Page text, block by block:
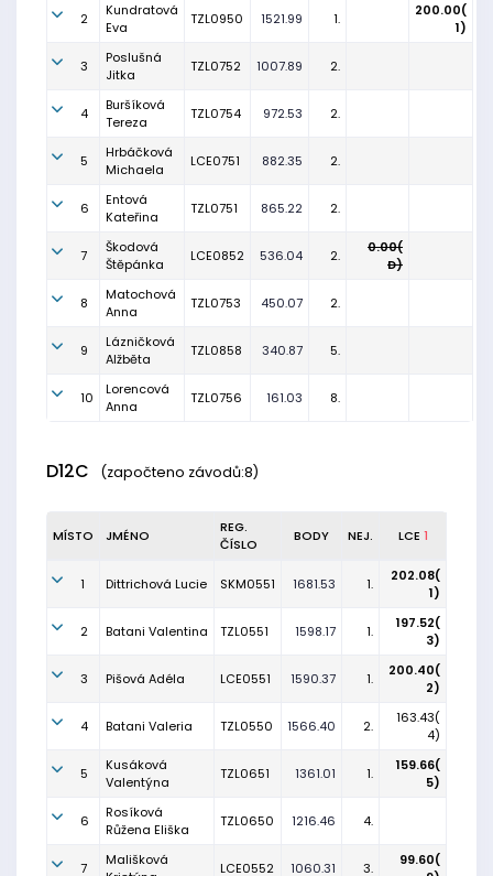
2
Kundratová
Eva
TZL0950 1521.99 1.
200.00(
1)
3
Poslušná
Jitka
TZL0752 1007.89 2.
4
Buršíková
Tereza
TZL0754 972.53 2.
5
Hrbáčková
Michaela
LCE0751 882.35 2.
6
Entová
Kateřina
TZL0751 865.22 2.
7
Škodová
Štěpánka
LCE0852 536.04 2.
0.00(
D)
8
Matochová
Anna
TZL0753 450.07 2.
9
Lázničková
Alžběta
TZL0858 340.87 5.
10
Lorencová
Anna
TZL0756 161.03 8.
D12C (započteno závodů:8)
MÍSTO JMÉNO
REG.
ČÍSLO
BODY NEJ. LCE 1
1 Dittrichová Lucie SKM0551 1681.53 1.
202.08(
1)
2 Batani Valentina TZL0551 1598.17 1.
197.52(
3)
3 Pišová Adéla LCE0551 1590.37 1.
200.40(
2)
4 Batani Valeria TZL0550 1566.40 2.
163.43(
4)
5
Kusáková
Valentýna
TZL0651 1361.01 1.
159.66(
5)
6
Rosíková
Růžena Eliška
TZL0650 1216.46 4.
7
Mališková
LCE0552 1060.31 3.
99.60(